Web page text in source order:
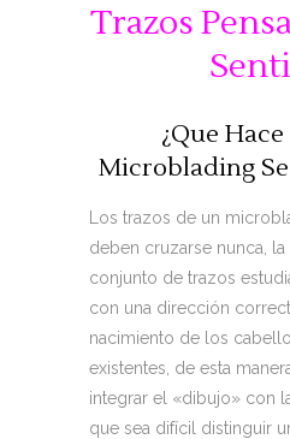
Trazos
¿Que
Microblading Se
Los trazos de un
deben cruzarse nunca,
conjunto de trazos
con una dirección
nacimiento de los
existentes, de esta
integrar el «dibujo» con
que sea difícil distinguir